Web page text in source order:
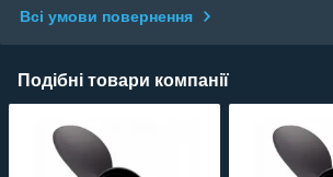
Всі умови повернення
Подібні товари компанії